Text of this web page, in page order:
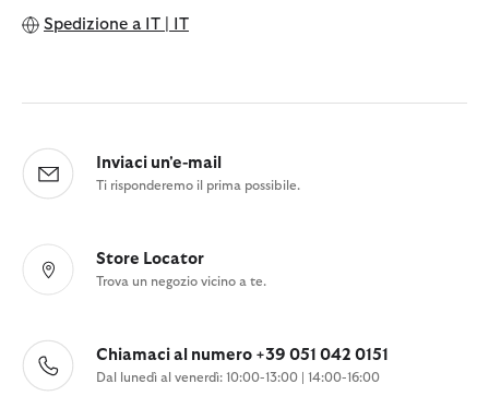
Spedizione a IT | IT
Inviaci un'e-mail
Ti risponderemo il prima possibile.
Store Locator
Trova un negozio vicino a te.
Chiamaci al numero +39 051 042 0151
Dal lunedì al venerdì: 10:00-13:00 | 14:00-16:00